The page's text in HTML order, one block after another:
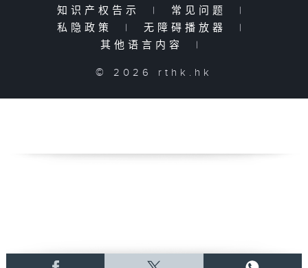
知识产权告示
| 常见问题
|
私隐政策
| 无障碍播放器
|
其他语言内容
|
© 2026 rthk.hk